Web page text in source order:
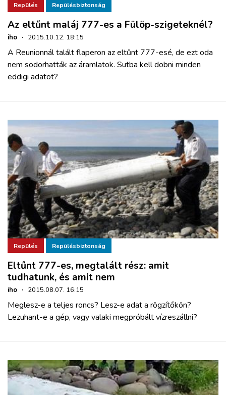
Repülés Repülésbiztonság
Az eltűnt maláj 777-es a Fülöp-szigeteknél?
iho · 2015.10.12. 18:15
A Reunionnál talált flaperon az eltűnt 777-esé, de ezt oda
nem sodorhatták az áramlatok. Sutba kell dobni minden
eddigi adatot?
Repülés Repülésbiztonság
Eltűnt 777-es, megtalált rész: amit
tudhatunk, és amit nem
iho · 2015.08.07. 16:15
Meglesz-e a teljes roncs? Lesz-e adat a rögzítőkön?
Lezuhant-e a gép, vagy valaki megpróbált vízreszállni?